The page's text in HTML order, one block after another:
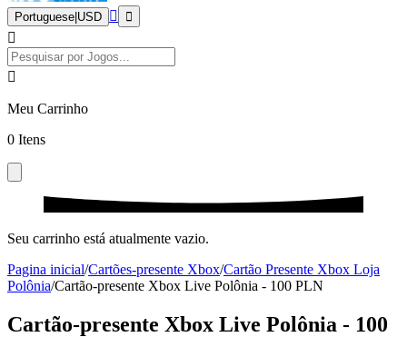
Portuguese USD
Meu Carrinho
0 Itens
Seu carrinho está atualmente vazio.
Pagina inicial/Cartões-presente Xbox/Cartão Presente Xbox Loja
Polônia/Cartão-presente Xbox Live Polônia - 100 PLN
Cartão-presente Xbox Live Polônia - 100